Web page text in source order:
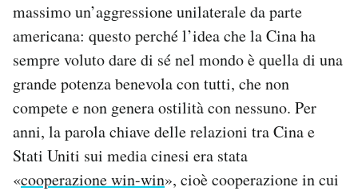
massimo un’aggressione unilaterale da parte
americana: questo perché l’idea che la Cina ha
sempre voluto dare di sé nel mondo è quella di una
grande potenza benevola con tutti, che non
compete e non genera ostilità con nessuno. Per
anni, la parola chiave delle relazioni tra Cina e
Stati Uniti sui media cinesi era stata
«cooperazione win-win», cioè cooperazione in cui